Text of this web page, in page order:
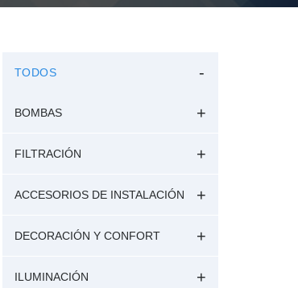
TODOS
BOMBAS
FILTRACIÓN
ACCESORIOS DE INSTALACIÓN
DECORACIÓN Y CONFORT
ILUMINACIÓN